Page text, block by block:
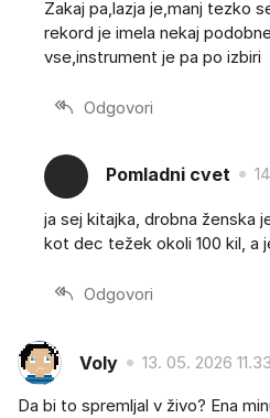
Zakaj pa,lazja je,manj tezko
rekord je imela nekaj
vse,instrument je pa po izbiri
Odgovori
Pomladni cvet
ja sej kitajka, drobna ženska
kot dec težek okoli 100 kil, a
Odgovori
Voly 13. 05. 2026 11.33
Da bi to spremljal v živo? Ena